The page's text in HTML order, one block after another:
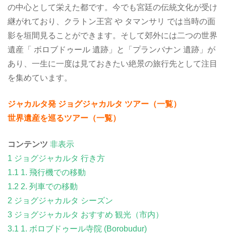
の中心として栄えた都です。今でも宮廷の伝統文化が受け
継がれており、クラトン王宮 や タマンサリ では当時の面
影を垣間見ることができます。そして郊外には二つの世界
遺産「 ボロブドゥール 遺跡」と「プランバナン 遺跡」が
あり、一生に一度は見ておきたい絶景の旅行先として注目
を集めています。
ジャカルタ発 ジョグジャカルタ ツアー（一覧）
世界遺産を巡るツアー（一覧）
コンテンツ 非表示
1 ジョグジャカルタ 行き方
1.1 1. 飛行機での移動
1.2 2. 列車での移動
2 ジョグジャカルタ シーズン
3 ジョグジャカルタ おすすめ 観光（市内）
3.1 1. ボロブドゥール寺院 (Borobudur)